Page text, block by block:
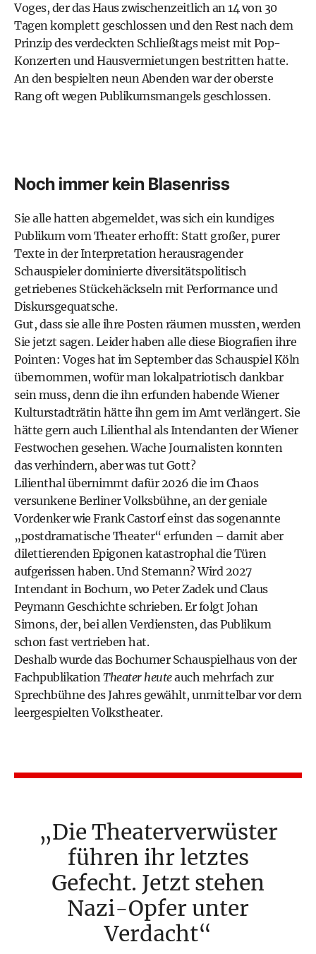
Voges, der das Haus zwischen­zeitlich an 14 von 30
Tagen komplett geschlossen und den Rest nach dem
Prinzip des verdeckten Schließtags meist mit Pop-
Konzerten und Hausvermietungen bestritten hatte.
An den bespielten neun Abenden war der oberste
Rang oft wegen Publikumsmangels geschlossen.
Noch immer kein Blasenriss
Sie alle hatten abgemeldet, was sich ein kundiges
Publikum vom Theater erhofft: Statt großer, purer
Texte in der Interpretation herausragender
Schauspieler dominierte diversitätspolitisch
getriebenes Stückehäckseln mit Performance und
Diskursgequatsche.
Gut, dass sie alle ihre Posten räumen mussten, werden
Sie jetzt sagen. Leider haben alle diese Biografien ihre
Pointen: Voges hat im September das Schauspiel Köln
übernommen, wofür man lokalpatriotisch dankbar
sein muss, denn die ihn erfunden habende Wiener
Kulturstadträtin hätte ihn gern im Amt verlängert. Sie
hätte gern auch Lilienthal als Intendanten der Wiener
Festwochen gesehen. Wache Journalisten konnten
das verhindern, aber was tut Gott?
Lilienthal übernimmt dafür 2026 die im Chaos
versunkene Berliner Volksbühne, an der geniale
Vordenker wie Frank Castorf einst das sogenannte
„postdramatische Theater“ erfunden – damit aber
dilettierenden Epigonen katastrophal die Türen
aufgerissen haben. Und Stemann? Wird 2027
Intendant in Bochum, wo Peter Zadek und Claus
Peymann Geschichte schrieben. Er folgt Johan
Simons, der, bei allen Verdiensten, das Publikum
schon fast vertrieben hat.
Deshalb wurde das Bochumer Schauspielhaus von der
FachpublikationTheater heuteauch mehrfach zur
Sprechbühne des Jahres gewählt, unmittelbar vor dem
leergespielten Volkstheater.
Die Theaterverwüster
führen ihr letztes
Gefecht. Jetzt stehen
Nazi-Opfer unter
Verdacht